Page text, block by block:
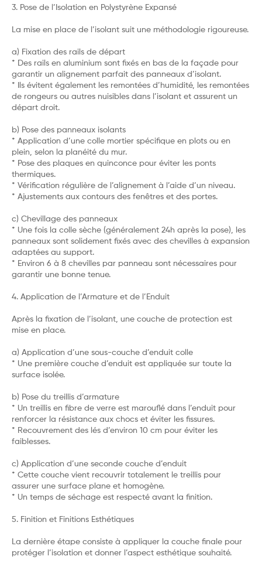
3. Pose de l’Isolation en Polystyrène Expansé
La mise en place de l’isolant suit une méthodologie rigoureuse.
a) Fixation des rails de départ
* Des rails en aluminium sont fixés en bas de la façade pour
garantir un alignement parfait des panneaux d’isolant.
* Ils évitent également les remontées d’humidité, les remontées
de rongeurs ou autres nuisibles dans l’isolant et assurent un
départ droit.
b) Pose des panneaux isolants
* Application d’une colle mortier spécifique en plots ou en
plein, selon la planéité du mur.
* Pose des plaques en quinconce pour éviter les ponts
thermiques.
* Vérification régulière de l’alignement à l’aide d’un niveau.
* Ajustements aux contours des fenêtres et des portes.
c) Chevillage des panneaux
* Une fois la colle sèche (généralement 24h après la pose), les
panneaux sont solidement fixés avec des chevilles à expansion
adaptées au support.
* Environ 6 à 8 chevilles par panneau sont nécessaires pour
garantir une bonne tenue.
4. Application de l’Armature et de l’Enduit
Après la fixation de l’isolant, une couche de protection est
mise en place.
a) Application d’une sous-couche d’enduit colle
* Une première couche d’enduit est appliquée sur toute la
surface isolée.
b) Pose du treillis d’armature
* Un treillis en fibre de verre est marouflé dans l’enduit pour
renforcer la résistance aux chocs et éviter les fissures.
* Recouvrement des lés d’environ 10 cm pour éviter les
faiblesses.
c) Application d’une seconde couche d’enduit
* Cette couche vient recouvrir totalement le treillis pour
assurer une surface plane et homogène.
* Un temps de séchage est respecté avant la finition.
5. Finition et Finitions Esthétiques
La dernière étape consiste à appliquer la couche finale pour
protéger l’isolation et donner l’aspect esthétique souhaité.